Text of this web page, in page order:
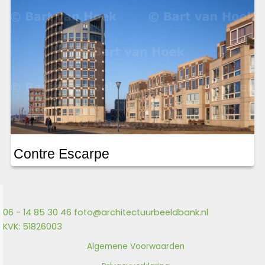
Contre Escarpe
06 - 14 85 30 46 foto@architectuurbeeldbank.nl
KVK: 51826003
Algemene Voorwaarden